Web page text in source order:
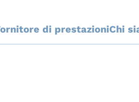
di prestazioniChi